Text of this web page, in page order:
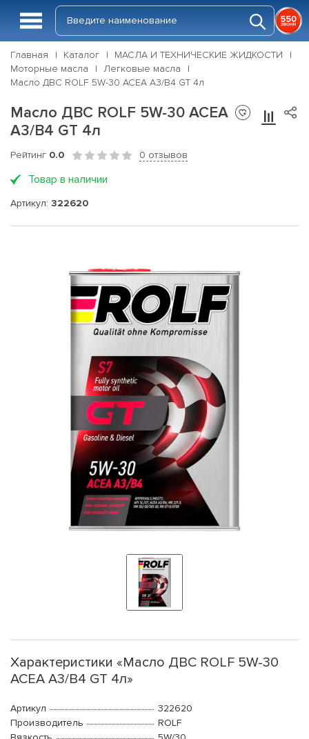
Главная Каталог
МАСЛА И ТЕХНИЧЕСКИЕ ЖИДКОСТИ
Моторные масла
Легковые масла
Масло ДВС ROLF 5W-30 ACEA A3/B4 GT 4л
Масло ДВС ROLF 5W-30 ACEA
A3/B4 GT 4л
Рейтинг 0.0 0 отзывов
Товар в наличии
Артикул: 322620
Характеристики «Масло ДВС ROLF 5W-30
ACEA A3/B4 GT 4л»
Артикул
322620
Производитель
ROLF